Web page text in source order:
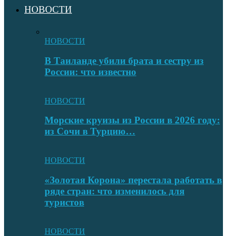
НОВОСТИ
НОВОСТИ
В Таиланде убили брата и сестру из
России: что известно
НОВОСТИ
Морские круизы из России в 2026 году:
из Сочи в Турцию…
НОВОСТИ
«Золотая Корона» перестала работать в
ряде стран: что изменилось для
туристов
НОВОСТИ